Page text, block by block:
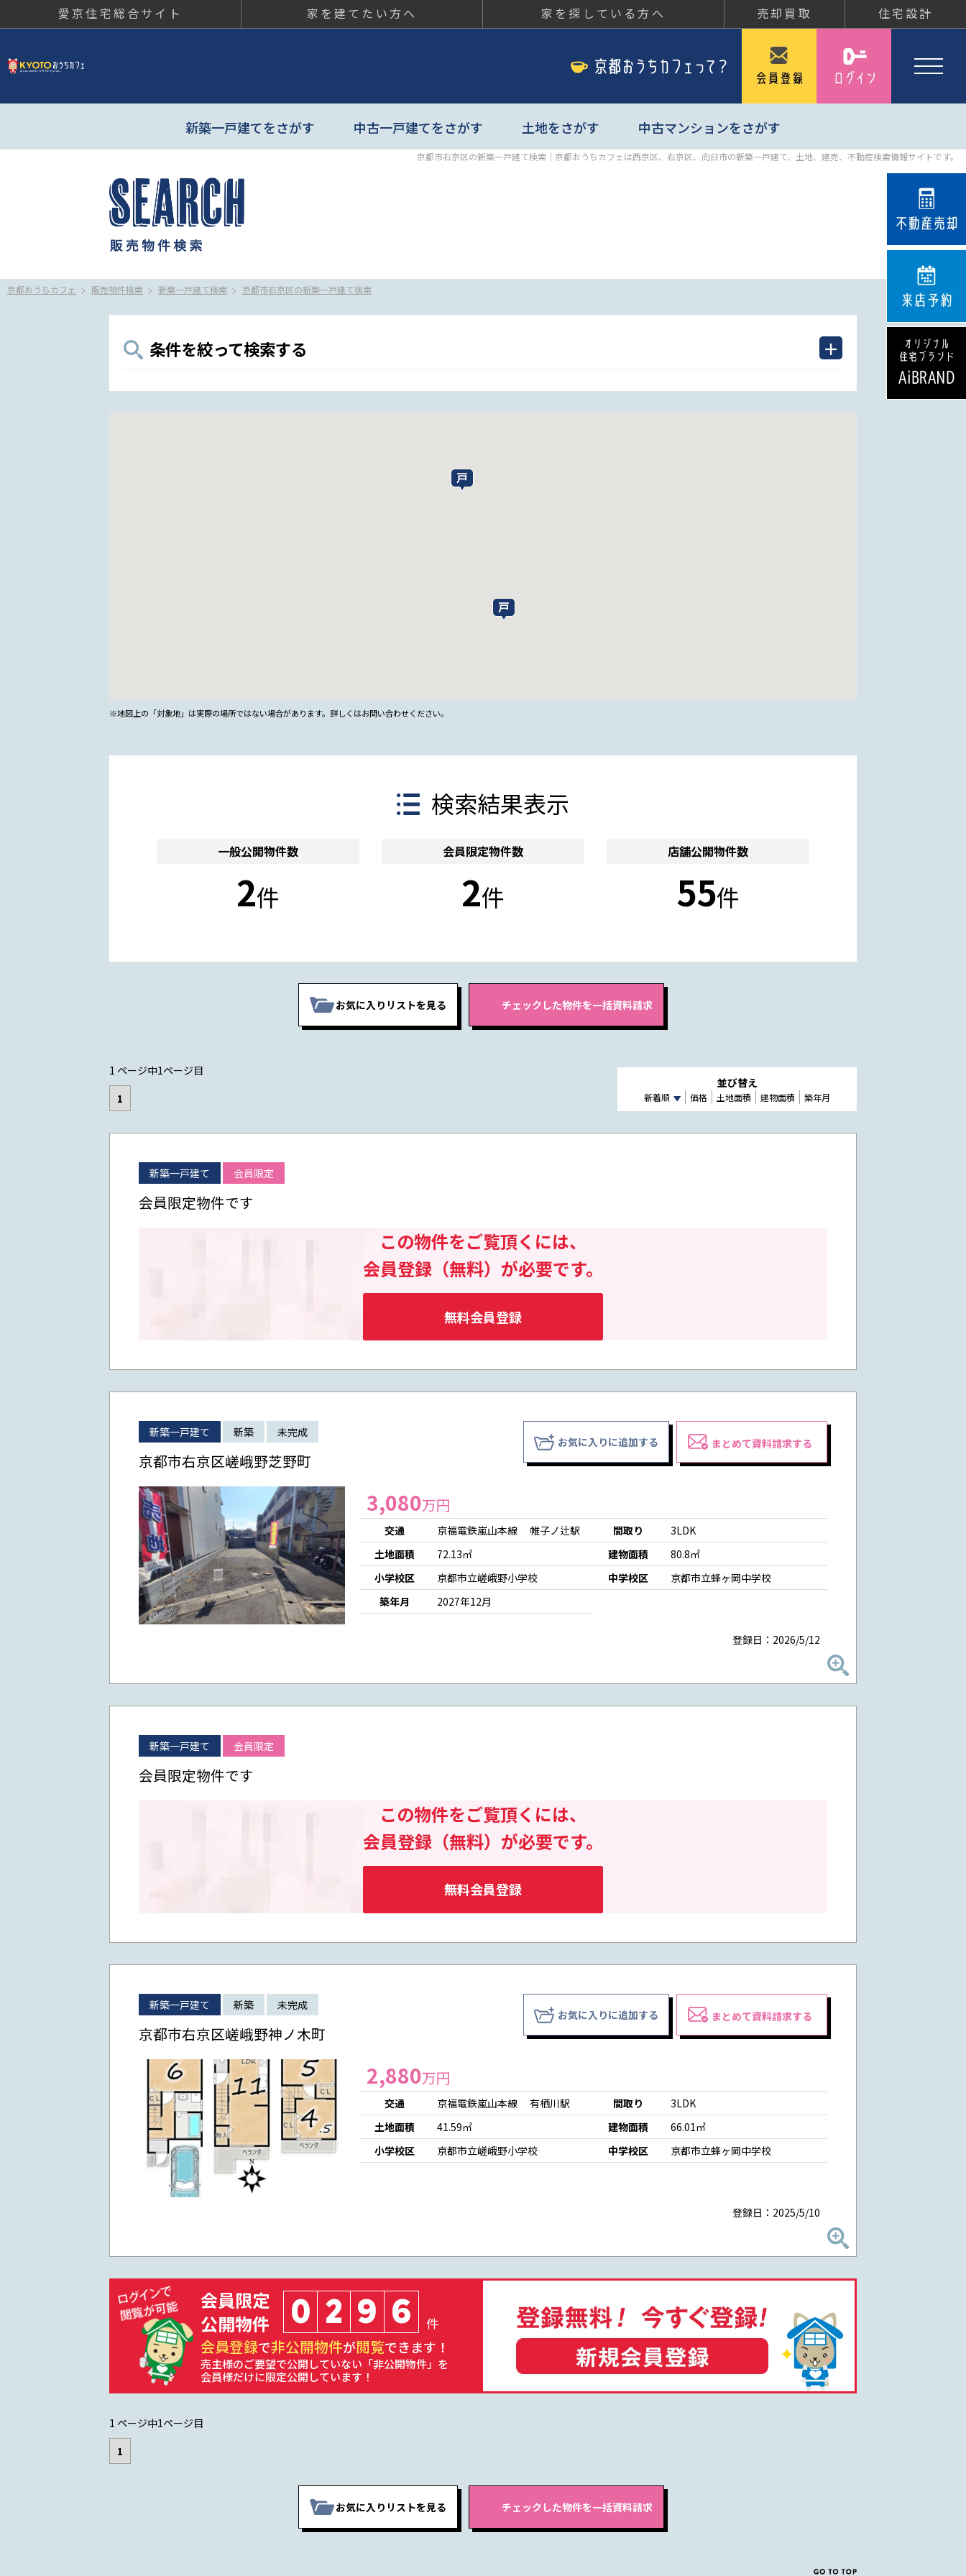
愛京住宅総合サイト 家を建てたい方へ 家を探している方へ 売却買取 住宅設計
新築一戸建てをさがす 中古一戸建てをさがす 土地をさがす 中古マンションをさがす
京都市右京区の新築一戸建て検索｜京都おうちカフェは西京区、右京区、向日市の新築一戸建て、土地、建売、不動産検索情報サイトです。
京都おうちカフェ 販売物件検索 新築一戸建て検索 京都市右京区の新築一戸建て検索
条件を絞って検索する
※地図上の「対象地」は実際の場所ではない場合があります。詳しくはお問い合わせください。
検索結果表示
一般公開物件数
2件
会員限定物件数
2件
店舗公開物件数
55件
お気に入りリストを見る
1 ページ中1ページ目
1
並び替え
新着順 価格 土地面積 建物面積 築年月
新築一戸建て 会員限定
会員限定物件です
この物件をご覧頂くには、
会員登録（無料）が必要です。
無料会員登録
新築一戸建て 新築 未完成
京都市右京区嵯峨野芝野町
お気に入りに追加する まとめて資料請求する
3,080万円
交通 京福電鉄嵐山本線 帷子ノ辻駅 間取り
3LDK
土地面積
72.13㎡ 建物面積
80.8㎡
小学校区
京都市立嵯峨野小学校 中学校区
京都市立蜂ヶ岡中学校
築年月
2027年12月
登録日：2026/5/12
新築一戸建て 会員限定
会員限定物件です
この物件をご覧頂くには、
会員登録（無料）が必要です。
無料会員登録
新築一戸建て 新築 未完成
京都市右京区嵯峨野神ノ木町
お気に入りに追加する まとめて資料請求する
2,880万円
交通 京福電鉄嵐山本線 有栖川駅 間取り
3LDK
土地面積
41.59㎡ 建物面積
66.01㎡
小学校区
京都市立嵯峨野小学校 中学校区 京都市立蜂ヶ岡中学校
登録日：2025/5/10
会員限定
公開物件
0 2 9 6 件
会員登録で非公開物件が閲覧できます！
売主様のご要望で公開していない「非公開物件」を
会員様だけに限定公開しています！
1 ページ中1ページ目
1
お気に入りリストを見る